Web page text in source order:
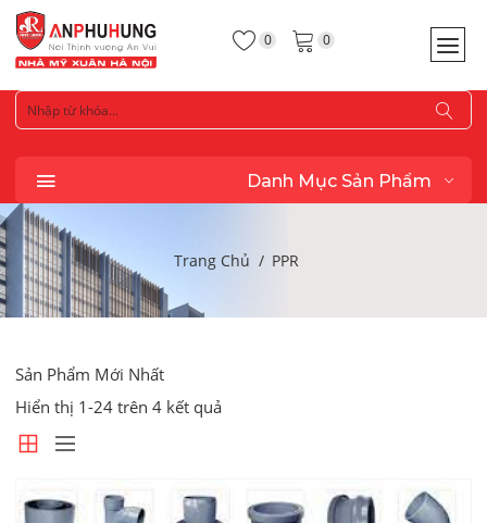
0 0
Danh Mục Sản Phẩm
Trang Chủ PPR
Hiển thị 1-24 trên 4 kết quả